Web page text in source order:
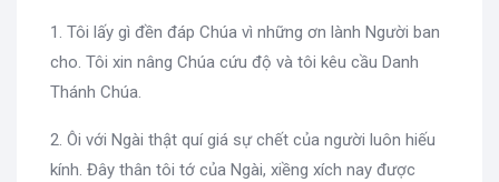
1. Tôi lấy gì đền đáp Chúa vì những ơn lành Người ban
cho. Tôi xin nâng Chúa cứu độ và tôi kêu cầu Danh
Thánh Chúa.
2. Ôi với Ngài thật quí giá sự chết của người luôn hiếu
kính. Đây thân tôi tớ của Ngài, xiềng xích nay được